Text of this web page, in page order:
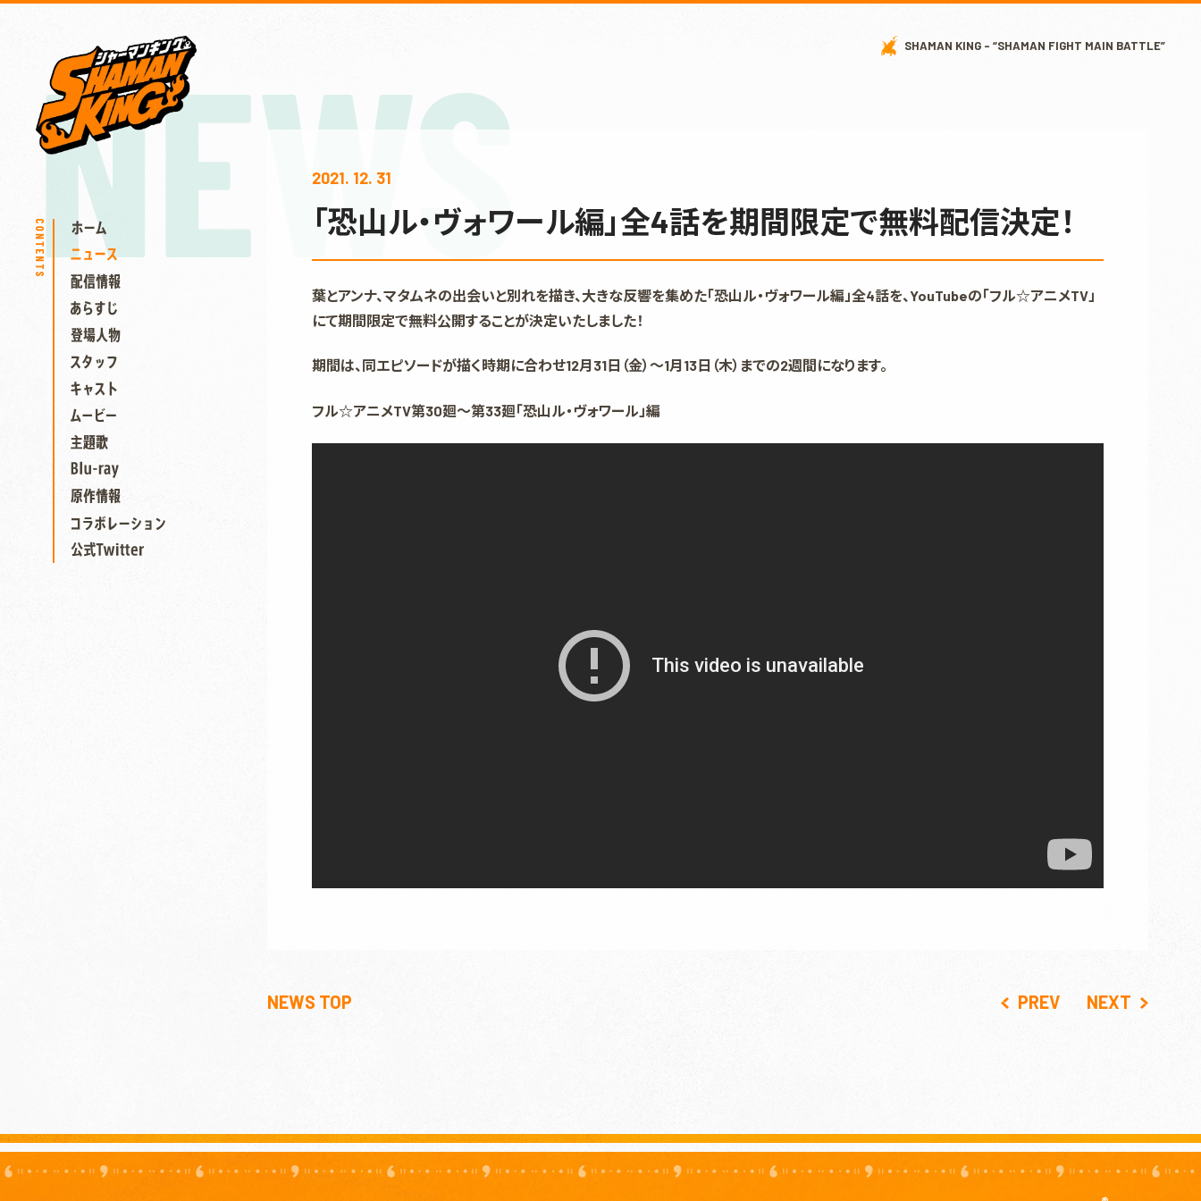
SHAMAN KING - “SHAMAN FIGHT MAIN BATTLE”
NEWS
2021. 12. 31
「恐山ル・ヴォワール編」全4話を期間限定で無料配信決定！
葉とアンナ、マタムネの出会いと別れを描き、大きな反響を集めた「恐山ル・ヴォワール編」全4話を、YouTubeの「フル☆アニメTV」
にて期間限定で無料公開することが決定いたしました！
期間は、同エピソードが描く時期に合わせ12月31日（金）～1月13日（木）までの2週間になります。
フル☆アニメTV第30廻～第33廻「恐山ル・ヴォワール」編
NEWS TOP PREV NEXT